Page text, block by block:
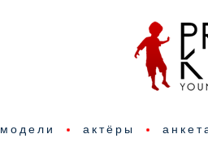
модели актёры